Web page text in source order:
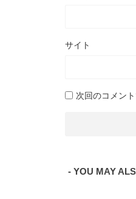
サイト
次回のコメン
- YOU MAY